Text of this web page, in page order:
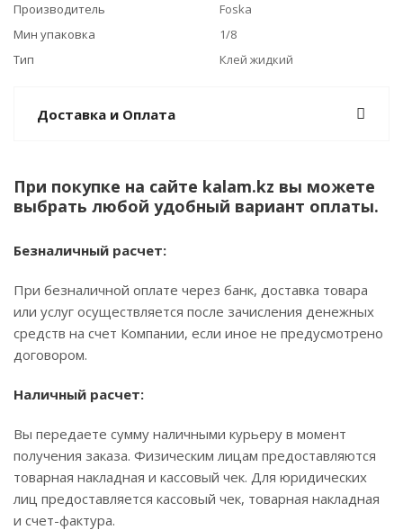
Производитель
Foska
Мин упаковка
1/8
Тип
Клей жидкий
Доставка и Оплата
При покупке на сайте kalam.kz вы можете
выбрать любой удобный вариант оплаты.
Безналичный расчет:
При безналичной оплате через банк, доставка товара
или услуг осуществляется после зачисления денежных
средств на счет Компании, если иное не предусмотрено
договором.
Наличный расчет:
Вы передаете сумму наличными курьеру в момент
получения заказа. Физическим лицам предоставляются
товарная накладная и кассовый чек. Для юридических
лиц предоставляется кассовый чек, товарная накладная
и счет-фактура.